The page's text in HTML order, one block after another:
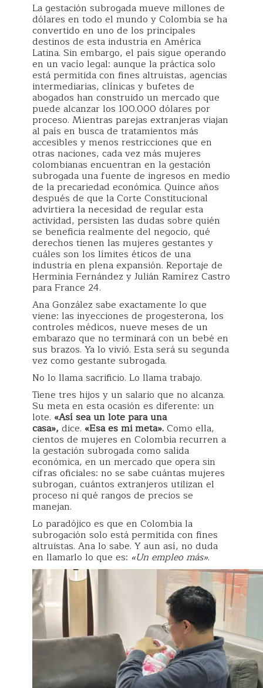
La gestación subrogada mueve millones de
dólares en todo el mundo y Colombia se ha
convertido en uno de los principales
destinos de esta industria en América
Latina. Sin embargo, el país sigue operando
en un vacío legal: aunque la práctica solo
está permitida con fines altruistas, agencias
intermediarias, clínicas y bufetes de
abogados han construido un mercado que
puede alcanzar los 100.000 dólares por
proceso. Mientras parejas extranjeras viajan
al país en busca de tratamientos más
accesibles y menos restricciones que en
otras naciones, cada vez más mujeres
colombianas encuentran en la gestación
subrogada una fuente de ingresos en medio
de la precariedad económica. Quince años
después de que la Corte Constitucional
advirtiera la necesidad de regular esta
actividad, persisten las dudas sobre quién
se beneficia realmente del negocio, qué
derechos tienen las mujeres gestantes y
cuáles son los límites éticos de una
industria en plena expansión. Reportaje de
Herminia Fernández y Julián Ramírez Castro
para France 24.
Ana González sabe exactamente lo que
viene: las inyecciones de progesterona, los
controles médicos, nueve meses de un
embarazo que no terminará con un bebé en
sus brazos. Ya lo vivió. Esta será su segunda
vez como gestante subrogada.
No lo llama sacrificio. Lo llama trabajo.
Tiene tres hijos y un salario que no alcanza.
Su meta en esta ocasión es diferente: un
lote. «Así sea un lote para una
casa», dice. «Esa es mi meta».Como ella,
cientos de mujeres en Colombia recurren a
la gestación subrogada como salida
económica, en un mercado que opera sin
cifras oficiales: no se sabe cuántas mujeres
subrogan, cuántos extranjeros utilizan el
proceso ni qué rangos de precios se
manejan.
Lo paradójico es que en Colombia la
subrogación solo está permitida con fines
altruistas. Ana lo sabe. Y aun así, no duda
en llamarlo lo que es: «Un empleo más».